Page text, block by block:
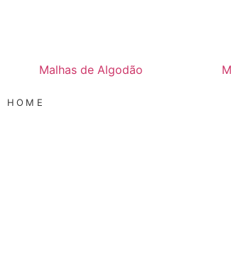
Malhas de Algodão
HOME